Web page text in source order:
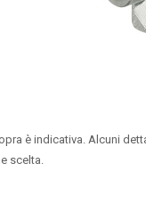
è indicativa. Alcuni
scelta.